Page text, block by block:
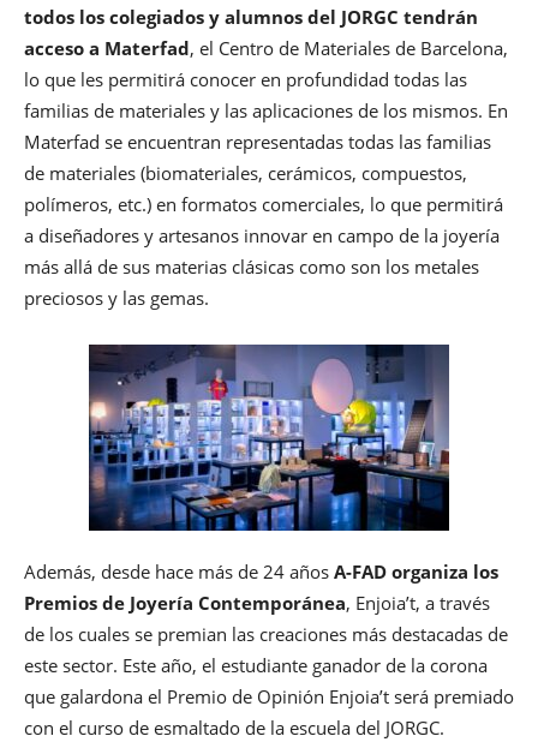
todos los colegiados y alumnos del JORGC tendrán
acceso a Materfad, el Centro de Materiales de Barcelona,
lo que les permitirá conocer en profundidad todas las
familias de materiales y las aplicaciones de los mismos. En
Materfad se encuentran representadas todas las familias
de materiales (biomateriales, cerámicos, compuestos,
polímeros, etc.) en formatos comerciales, lo que permitirá
a diseñadores y artesanos innovar en campo de la joyería
más allá de sus materias clásicas como son los metales
preciosos y las gemas.
Además, desde hace más de 24 años A-FAD organiza los
Premios de Joyería Contemporánea, Enjoia’t, a través
de los cuales se premian las creaciones más destacadas de
este sector. Este año, el estudiante ganador de la corona
que galardona el Premio de Opinión Enjoia’t será premiado
con el curso de esmaltado de la escuela del JORGC.